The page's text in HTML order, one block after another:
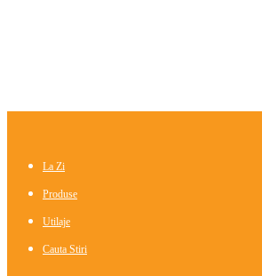
La Zi
Produse
Utilaje
Cauta Stiri